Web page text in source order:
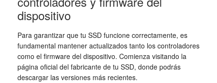
dispositivo
Para garantizar que tu SSD funcione correctamente, es
fundamental mantener actualizados tanto los controladores
como el firmware del dispositivo. Comienza visitando la
página oficial del fabricante de tu SSD, donde podrás
descargar las versiones más recientes.